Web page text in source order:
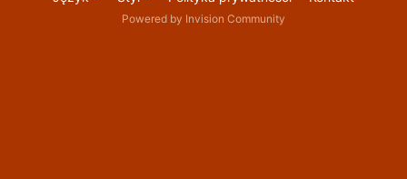
Powered by Invision Community